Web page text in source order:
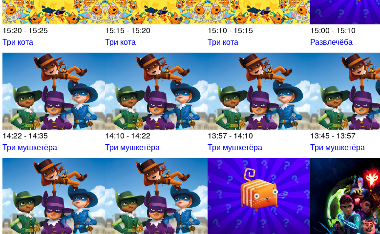
15:20 - 15:25
Три кота
15:15 - 15:20
Три кота
15:10 - 15:15
Три кота
15:00 - 15:10
Развлечёба
14:22 - 14:35
Три мушкетёра
14:10 - 14:22
Три мушкетёра
13:57 - 14:10
Три мушкетёра
13:45 - 13:57
Три мушкетёра